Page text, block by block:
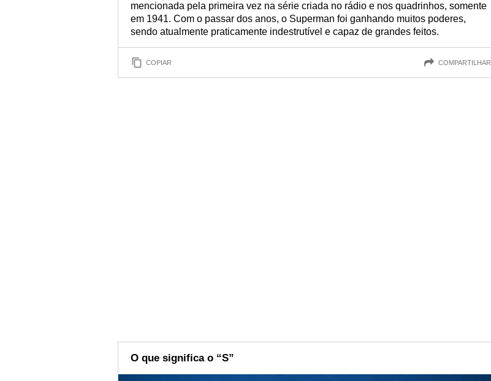
mencionada pela primeira vez na série criada no rádio e nos quadrinhos, somente
em 1941. Com o passar dos anos, o Superman foi ganhando muitos poderes,
sendo atualmente praticamente indestrutível e capaz de grandes feitos.
COPIAR COMPARTILHAR
O que significa o “S”